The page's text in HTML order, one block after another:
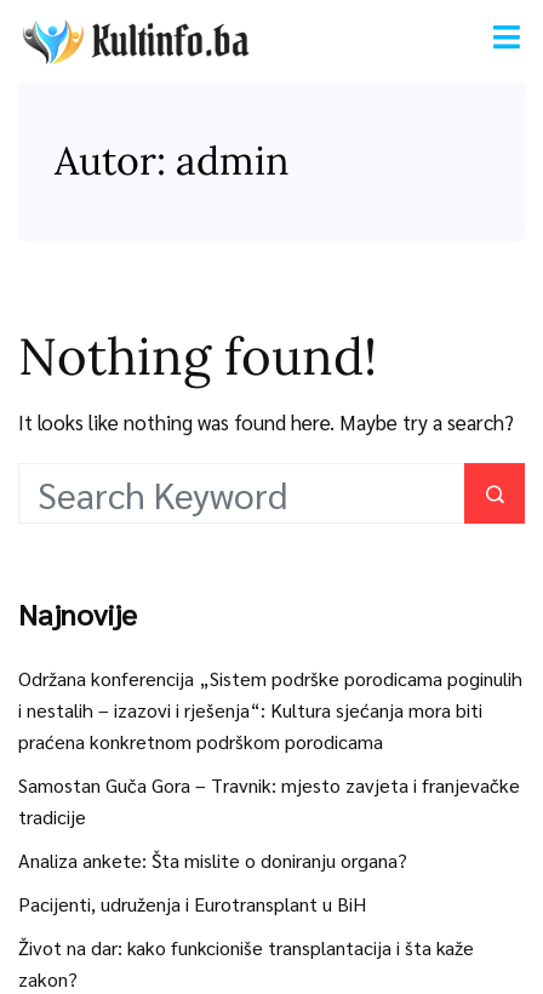
Autor: admin
Nothing found!
It looks like nothing was found here. Maybe try a search?
Najnovije
Održana konferencija „Sistem podrške porodicama poginulih
i nestalih – izazovi i rješenja“: Kultura sjećanja mora biti
praćena konkretnom podrškom porodicama
Samostan Guča Gora – Travnik: mjesto zavjeta i franjevačke
tradicije
Analiza ankete: Šta mislite o doniranju organa?
Pacijenti, udruženja i Eurotransplant u BiH
Život na dar: kako funkcioniše transplantacija i šta kaže
zakon?